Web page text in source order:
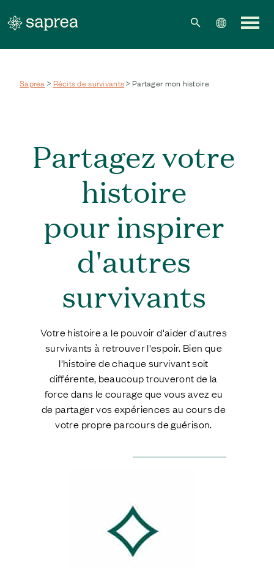
Saprea > Récits de survivants> Partager mon histoire
Partagez votre
histoire
pour inspirer
d'autres
survivants
Votre histoire a le pouvoir d'aider d'autres
survivants à retrouver l'espoir. Bien que
l'histoire de chaque survivant soit
différente, beaucoup trouveront de la
force dans le courage que vous avez eu
de partager vos expériences au cours de
votre propre parcours de guérison.